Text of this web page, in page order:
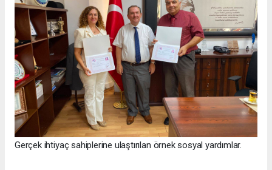
Gerçek ihtiyaç sahiplerine ulaştırılan örnek sosyal yardımlar.